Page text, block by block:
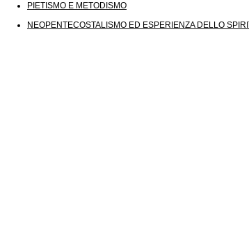
PIETISMO E METODISMO
NEOPENTECOSTALISMO ED ESPERIENZA DELLO